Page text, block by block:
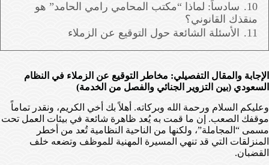
10.
سادساً: لماذا “مكتب المحامي رامي الحامد” هو
منقذك القانوني؟
11.
الأسئلة الشائعة حول التوقيع عن الزملاء
الإجابة والمقال التفصيلي: مخاطر التوقيع عن الزملاء في النظام
السعودي (بين التزوير الجنائي والفصل من الخدمة)
وعليكم السلام ورحمة الله وبركاته. أهلاً بك أخي الكريم، ونقدر تماماً
موقفك الصعب. إن ما قمت به يُعد ظاهرة شائعة في بيئات العمل تحت
مسمى “المجاملة”، ولكنها من الناحية النظامية تُعد من أخطر
المنزلقات التي قد تنهي المسيرة المهنية للموظف وتضعه خلف
القضبان.